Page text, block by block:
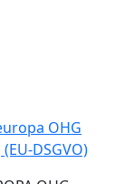
OHG
DSGVO)